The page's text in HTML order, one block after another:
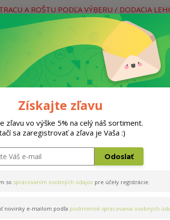
A ROŠTU PODĽA VÝBERU / DODACIA
Hľadať
Neviete si rady? Zavolajte.
Doplnky Postele
Získajte zľavu
zľavu vo výške 5% na celý náš sortiment.
sa zaregistrovať a zľava je Vaša :)
Odoslať
so spracovaním osobných údajov pre účely registrácie.
novinky e-mailom podľa podmienok spracovania osobných